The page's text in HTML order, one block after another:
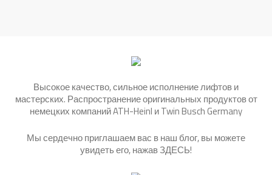
Высокое качество, сильное исполнение лифтов и
мастерских. Распространение оригинальных продуктов от
немецких компаний ATH-Heinl и Twin Busch Germany
Мы сердечно приглашаем вас в наш блог, вы можете
увидеть его, нажавЗДЕСЬ!